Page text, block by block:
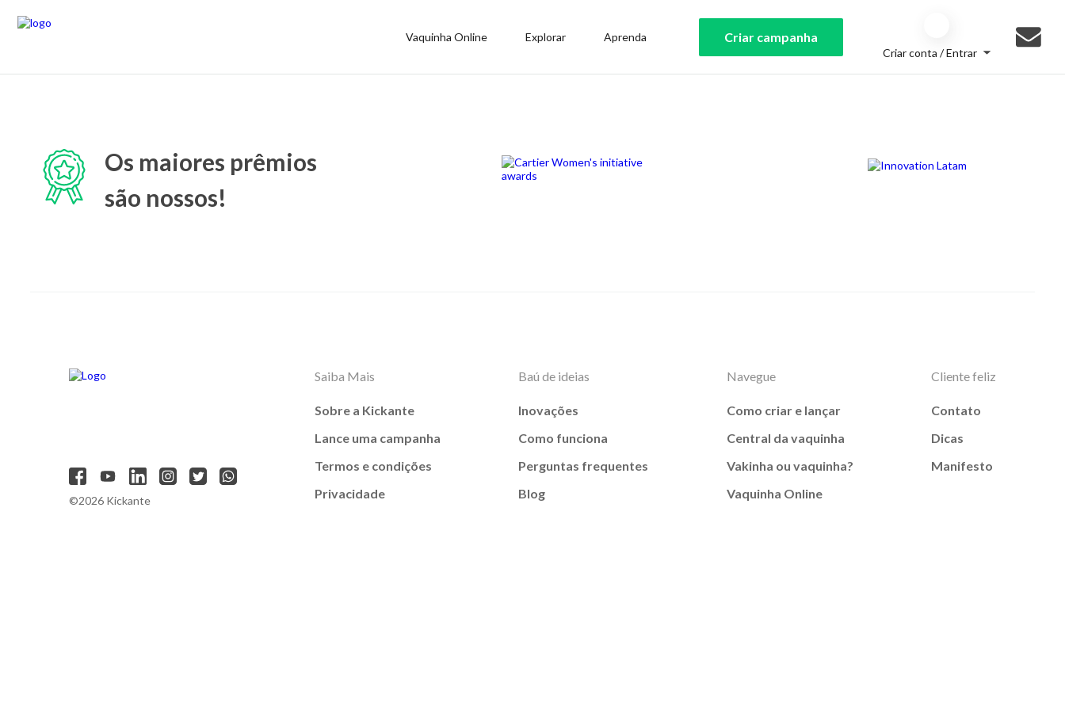
Vaquinha Online Explorar Aprenda Criar campanha
Criar conta / Entrar
Os maiores prêmios
são nossos!
©2026 Kickante
Saiba Mais
Sobre a Kickante
Lance uma campanha
Termos e condições
Privacidade
Baú de ideias
Inovações
Como funciona
Perguntas frequentes
Blog
Navegue
Como criar e lançar
Central da vaquinha
Vakinha ou vaquinha?
Vaquinha Online
Cliente feliz
Contato
Dicas
Manifesto